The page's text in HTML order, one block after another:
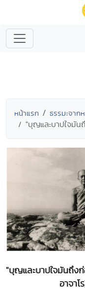
หน้าแรก ธรรมะจาก
"บุญและบาปใจมัน
"บุญและบาปใจมันถึง
อาจาโ